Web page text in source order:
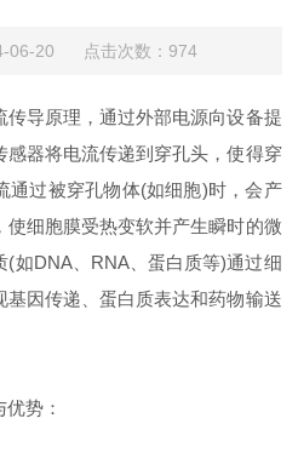
06-20 点击次数：974
传导原理，通过外部电源向设备提
器将电流传递到穿孔头，使得穿
通过被穿孔物体(如细胞)时，会产
细胞膜受热变软并产生瞬时的微
(如DNA、RNA、蛋白质等)通过细
因传递、蛋白质表达和药物输送
势：